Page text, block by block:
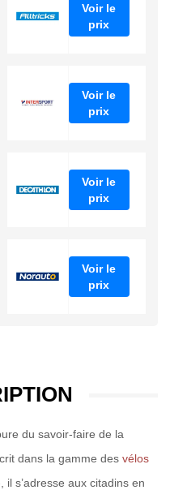
Voir le
prix
Voir le
prix
Voir le
prix
Voir le
prix
du savoir-faire de la
dans la gamme des vélos
s’adresse aux citadins en